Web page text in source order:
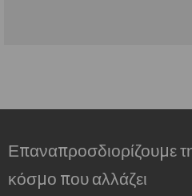
Επαναπροσδιορίζουμε
κόσμο που αλλάζει